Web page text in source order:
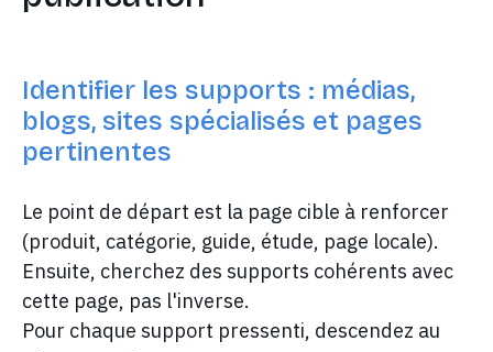
Identifier les supports : médias,
blogs, sites spécialisés et pages
pertinentes
Le point de départ est la page cible à renforcer
(produit, catégorie, guide, étude, page locale).
Ensuite, cherchez des supports cohérents avec
cette page, pas l'inverse.
Pour chaque support pressenti, descendez au